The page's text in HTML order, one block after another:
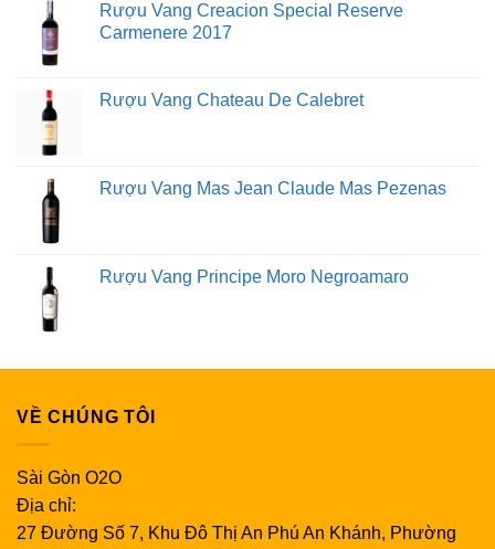
Rượu Vang Creacion Special Reserve
Carmenere 2017
Rượu Vang Chateau De Calebret
Rượu Vang Mas Jean Claude Mas Pezenas
Rượu Vang Principe Moro Negroamaro
VỀ CHÚNG TÔI
Sài Gòn O2O
Địa chỉ:
27 Đường Số 7, Khu Đô Thị An Phú An Khánh, Phường